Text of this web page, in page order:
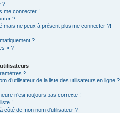
?
me connecter !
?
mais ne peux à présent plus me connecter ?!
?
» ?
?
d’utilisateur de la liste des utilisateurs en ligne ?
n’est toujours pas correcte !
!
côté de mon nom d’utilisateur ?